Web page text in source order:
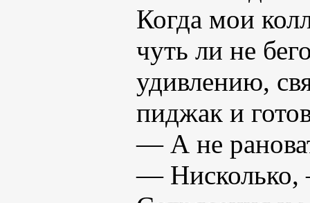
Когда мои
чуть ли не
удивлению,
пиджак и
— А не
— Нисколько,